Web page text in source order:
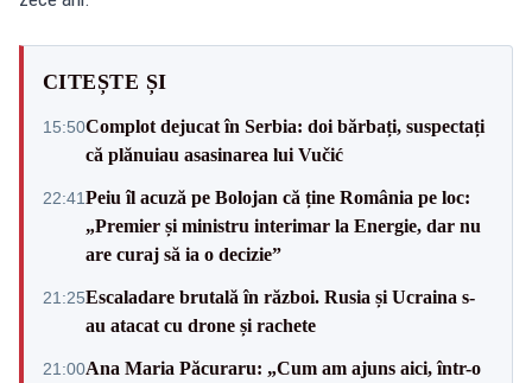
CITEȘTE ȘI
15:50Complot dejucat în Serbia: doi bărbați, suspectați
că plănuiau asasinarea lui Vučić
22:41Peiu îl acuză pe Bolojan că ține România pe loc:
„Premier și ministru interimar la Energie, dar nu
are curaj să ia o decizie”
21:25Escaladare brutală în război. Rusia și Ucraina s-
au atacat cu drone și rachete
21:00Ana Maria Păcuraru: „Cum am ajuns aici, într-o